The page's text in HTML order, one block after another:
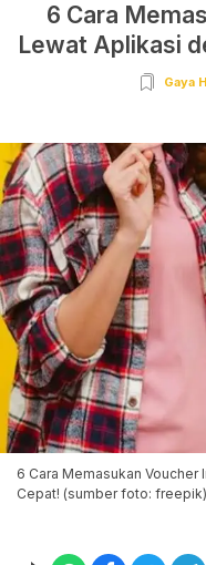
6 Cara
Lewat Aplikasi
Gaya
6 Cara Memasukan
Cepat! (sumber foto: